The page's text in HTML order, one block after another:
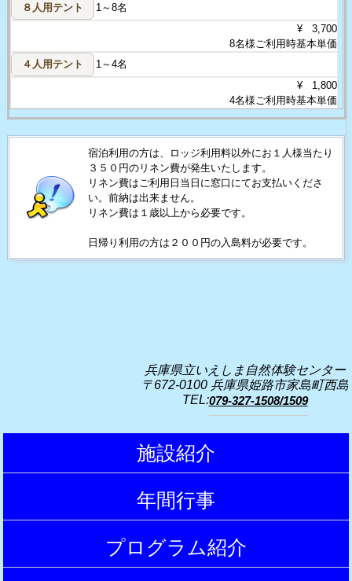
８人用テント
1～8名
¥ 3,700
8名様ご利用時基本単価
４人用テント
1～4名
¥ 1,800
4名様ご利用時基本単価
宿泊利用の方は、ロッジ利用料以外にお１人様当たり
３５０円のリネン費が発生いたします。
リネン費はご利用日当日に窓口にてお支払いくださ
い。前納は出来ません。
リネン費は１歳以上から必要です。
日帰り利用の方は２００円の入島料が必要です。
兵庫県立いえしま自然体験センター
〒672-0100 兵庫県姫路市家島町西島
TEL:079-327-1508/1509
施設紹介
年間行事
プログラム紹介